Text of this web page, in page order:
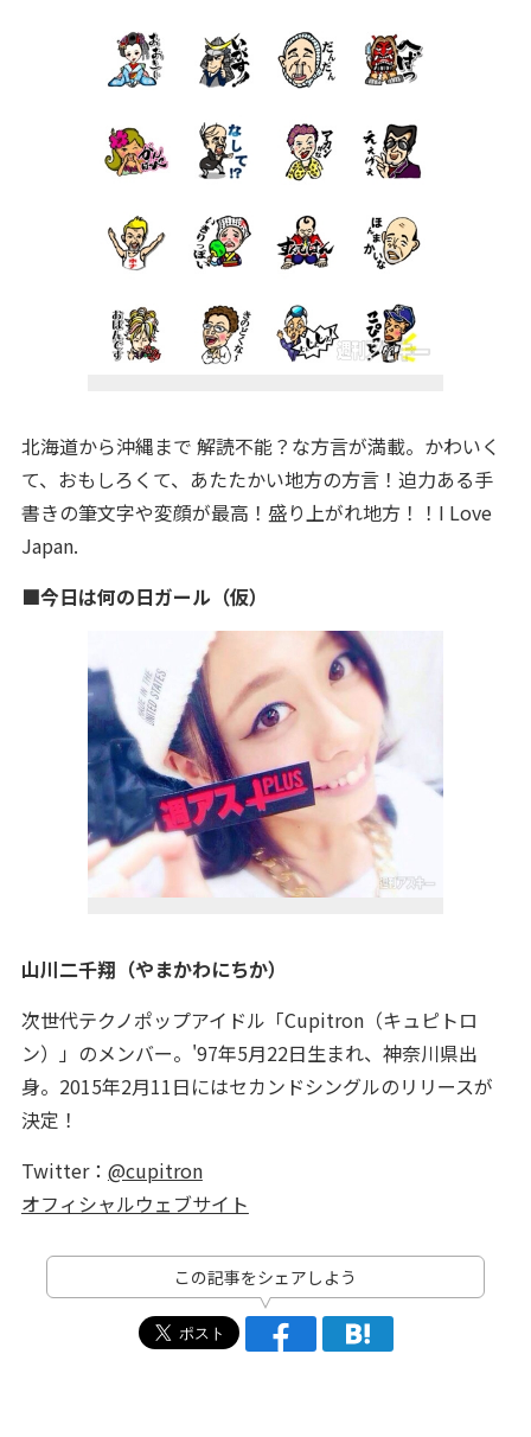
北海道から沖縄まで 解読不能？な方言が満載。かわいく
て、おもしろくて、あたたかい地方の方言！迫力ある手
書きの筆文字や変顔が最高！盛り上がれ地方！！I Love
Japan.
■今日は何の日ガール（仮）
山川二千翔（やまかわにちか）
次世代テクノポップアイドル「Cupitron（キュピトロ
ン）」のメンバー。'97年5月22日生まれ、神奈川県出
身。2015年2月11日にはセカンドシングルのリリースが
決定！
Twitter： @cupitron
オフィシャルウェブサイト
この記事をシェアしよう